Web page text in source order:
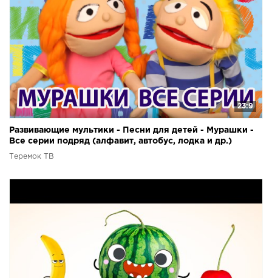
23:9
Развивающие мультики - Песни для детей - Мурашки -
Все серии подряд (алфавит, автобус, лодка и др.)
Теремок ТВ